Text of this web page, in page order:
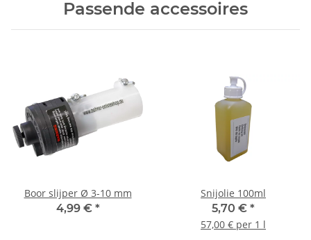
Passende accessoires
Boor slijper Ø 3-10 mm
4,99 € *
Snijolie 100ml
5,70 € *
57,00 € per 1 l